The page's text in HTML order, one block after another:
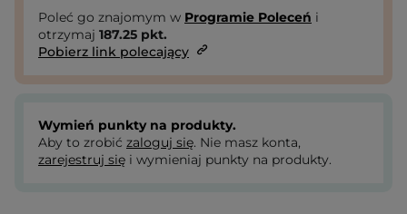
Poleć go znajomym w Programie Poleceń i
otrzymaj 187.25 pkt.
Pobierz link polecający
Wymień punkty na produkty.
Aby to zrobić zaloguj się. Nie masz konta,
zarejestruj się i wymieniaj punkty na produkty.